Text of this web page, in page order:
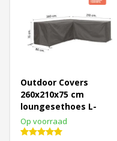
Outdoor Covers
260x210x75 cm
loungesethoes L-
vormige - RECHTS
Op voorraad